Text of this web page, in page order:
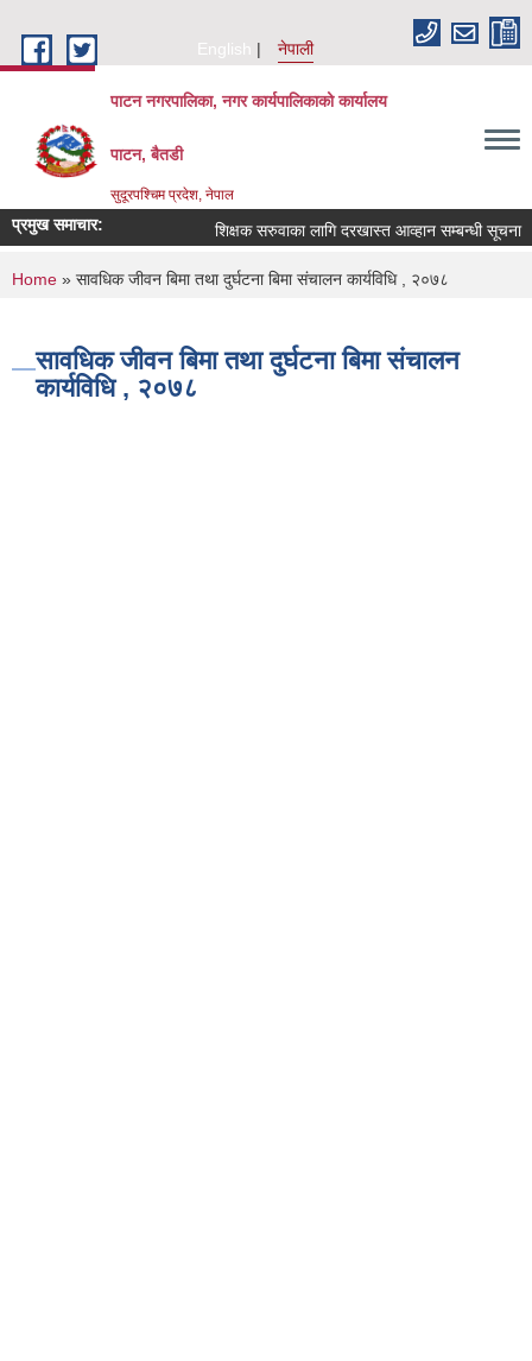
English
नेपाली
पाटन नगरपालिका, नगर कार्यपालिकाको कार्यालय
पाटन, बैतडी
सुदूरपश्चिम प्रदेश, नेपाल
प्रमुख समाचार: शिक्षक सरुवाका लागि दरखास्त आव्हान सम्बन्धी सूचना ।
You are here
Home » सावधिक जीवन बिमा तथा दुर्घटना बिमा संचालन कार्यविधि , २०७८
सावधिक जीवन बिमा तथा दुर्घटना बिमा संचालन
कार्यविधि , २०७८